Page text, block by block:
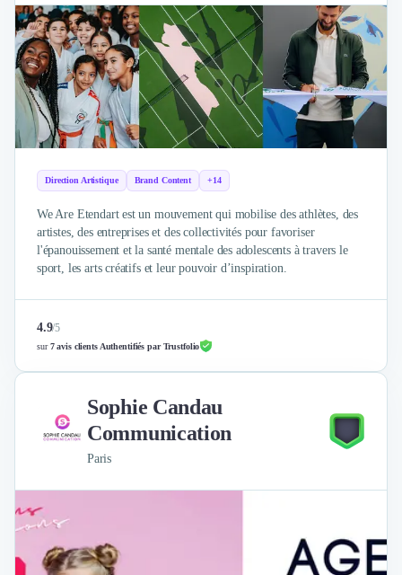
Direction Artistique Brand Content +14
We Are Etendart est un mouvement qui mobilise des athlètes, des
artistes, des entreprises et des collectivités pour favoriser
l'épanouissement et la santé mentale des adolescents à travers le
sport, les arts créatifs et leur pouvoir d’inspiration.
4.9/5
sur7 avis clients Authentifiés par Trustfolio
Sophie Candau
Communication
Paris